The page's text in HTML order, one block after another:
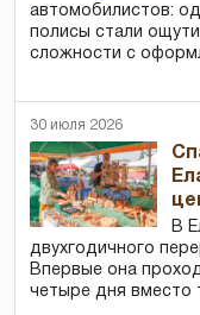
автомобилистов:
полисы стали
сложности с
30 июля 2026
В
двухгодичного
Впервые она
четыре дня вместо